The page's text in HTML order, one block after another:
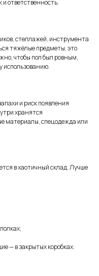
ответственность.
стеллажей, инструмента
тяжёлые предметы, это
чтобы пол был ровным,
использованию.
и риск появления
хранятся
материалы, спецодежда или
в хаотичный склад. Лучше
— в закрытых коробках.